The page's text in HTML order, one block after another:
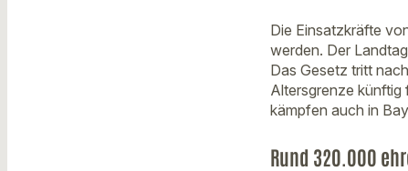
Die Einsatzkräfte
werden. Der
Das Gesetz tritt
Altersgrenze künftig
kämpfen auch in
Rund 320.000